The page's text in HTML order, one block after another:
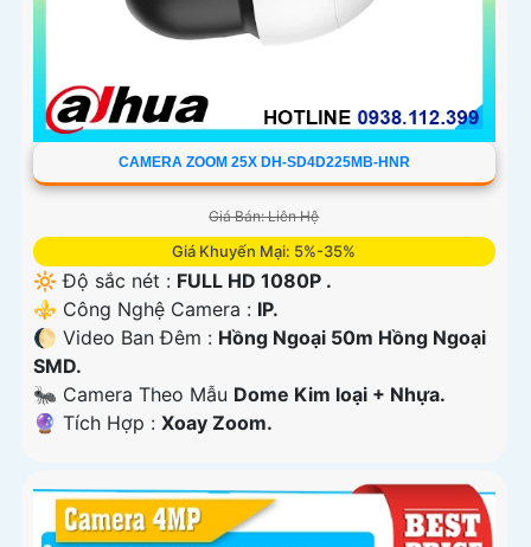
CAMERA ZOOM 25X DH-SD4D225MB-HNR
Giá Bán: Liên Hệ
Giá Khuyến Mại: 5%-35%
🔆 Độ sắc nét : FULL HD 1080P .
⚜️ Công Nghệ Camera : IP.
🌔 Video Ban Đêm : Hồng Ngoại 50m Hồng Ngoại
SMD.
🐜 Camera Theo Mẫu Dome Kim loại + Nhựa.
️🔮 Tích Hợp : Xoay Zoom.